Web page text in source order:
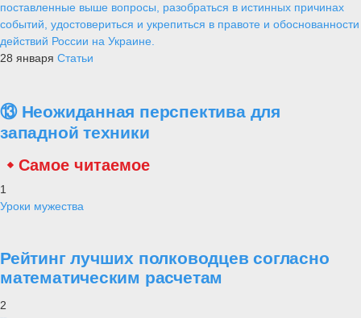
поставленные выше вопросы, разобраться в истинных причинах
событий, удостовериться и укрепиться в правоте и обоснованности
действий России на Украине.
28 января Статьи
⑬ Неожиданная перспектива для
западной техники
Самое читаемое
1
Уроки мужества
Рейтинг лучших полководцев согласно
математическим расчетам
2